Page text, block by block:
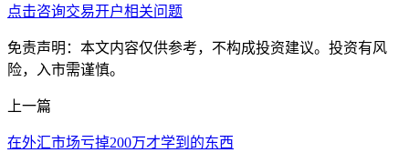
点击咨询交易开户相关问题
免责声明：本文内容仅供参考，不构成投资建议。投资有风
险，入市需谨慎。
上一篇
在外汇市场亏掉200万才学到的东西